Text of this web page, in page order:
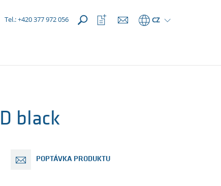
Tel.: +420 377 972 056 CZ
Otevřít
seznam
black
POPTÁVKA PRODUKTU